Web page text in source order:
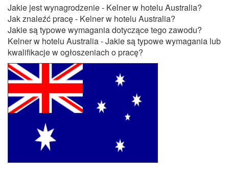
Jakie jest wynagrodzenie - Kelner w hotelu Australia?
Jak znaleźć pracę - Kelner w hotelu Australia?
Jakie są typowe wymagania dotyczące tego zawodu?
Kelner w hotelu Australia - Jakie są typowe wymagania lub
kwalifikacje w ogłoszeniach o pracę?